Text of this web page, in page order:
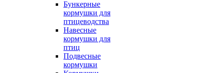
Бункерные
кормушки для
птицеводства
Навесные
кормушки для
птиц
Подвесные
кормушки